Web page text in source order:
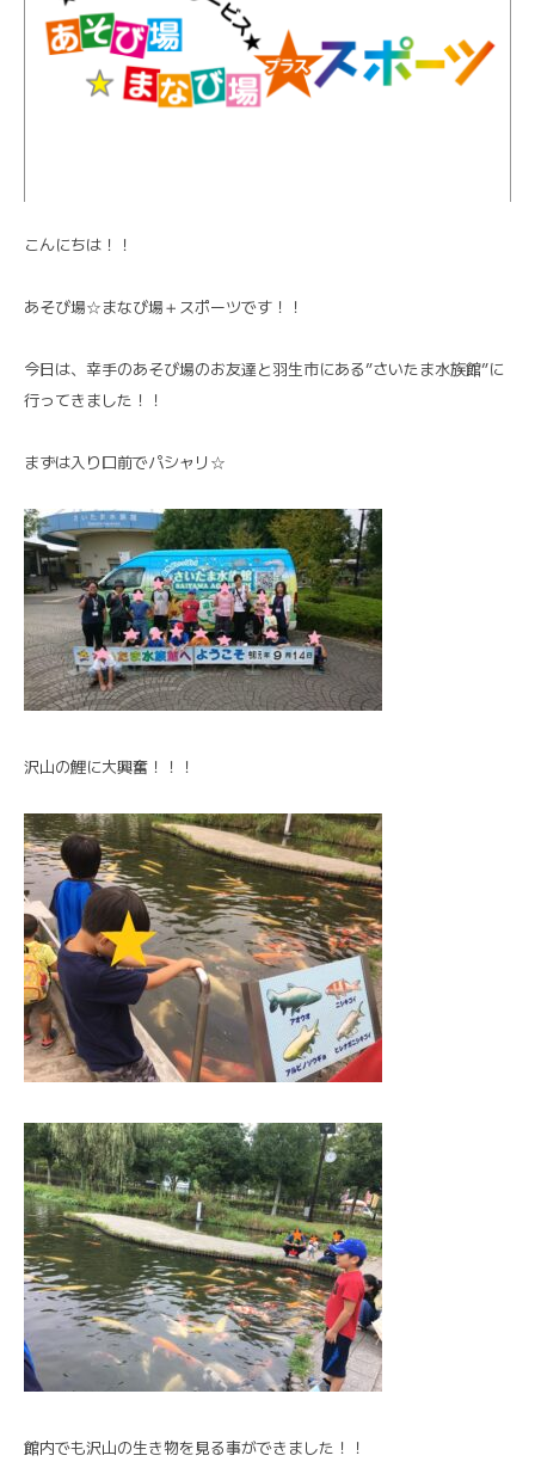
こんにちは！！
あそび場☆まなび場＋スポーツです！！
今日は、幸手のあそび場のお友達と羽生市にある”さいたま水族館”に
行ってきました！！
まずは入り口前でパシャリ☆
沢山の鯉に大興奮！！！
館内でも沢山の生き物を見る事ができました！！